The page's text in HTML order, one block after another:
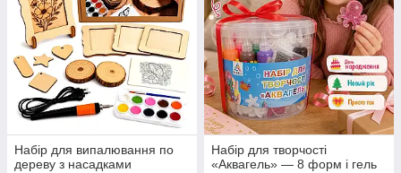
Набір для випалювання по
дереву з насадками
Набір для творчості
«Аквагель» — 8 форм і гель